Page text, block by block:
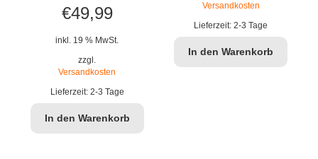
Ursprünglicher
Preis
war:
€69,90
€49,99Aktueller
Preis
€49,99.
inkl. 19 % MwSt.
zzgl.
Versandkosten
Lieferzeit: 2-3 Tage
In den Warenkorb
Versandkosten
Lieferzeit:2-3 Tage
In den Warenkorb